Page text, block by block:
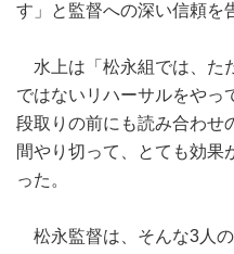
す」と監督への深い信頼を
水上は「松永組では、た
ではないリハーサルをやっ
段取りの前にも読み合わせ
間やり切って、とても効果
った。
松永監督は、そんな3人